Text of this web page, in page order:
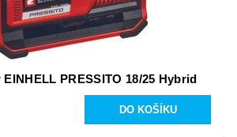
PRESSITO 18/25 Hybrid